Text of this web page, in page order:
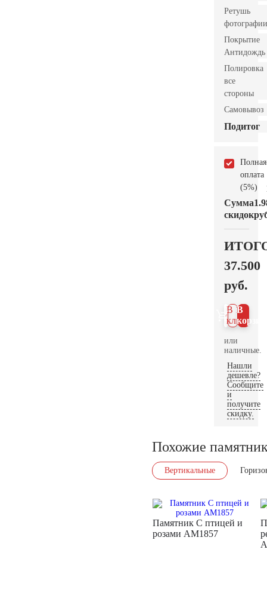
Ретушь
фотографии
Покрытие
Антидождь
Полировка
все
стороны
Самовывоз
Подитог
Полная
оплата
(5%)
Сумма
скидок
37.500
руб.
В
В 1
клик
или
наличные.
Нашли
дешевле?
Сообщите
и
получите
скидку.
Похожие
Вертикальные
Памятник С птицей и
розами AM1857